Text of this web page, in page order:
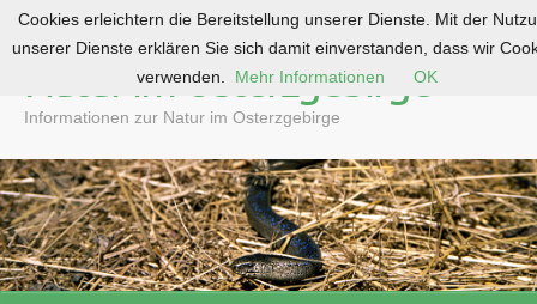
o
c
o
n
t
Natur im Osterzgebirge
Informationen zur Natur im Osterzgebirge
Cookies erleichtern die Bereitstellung unserer Dienste. Mit der
unserer Dienste erklären Sie sich damit einverstanden, dass wir
verwenden.
Mehr Informationen OK